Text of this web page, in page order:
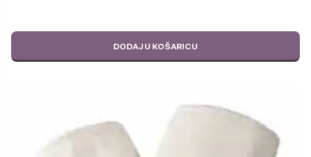
DODAJ U KOŠARICU